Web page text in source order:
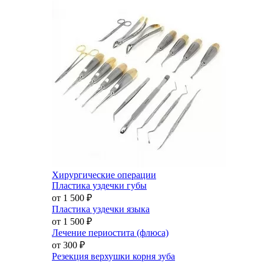
Хирургические операции
Пластика уздечки губы
от 1 500 ₽
Пластика уздечки языка
от 1 500 ₽
Лечение периостита (флюса)
от 300 ₽
Резекция верхушки корня зуба